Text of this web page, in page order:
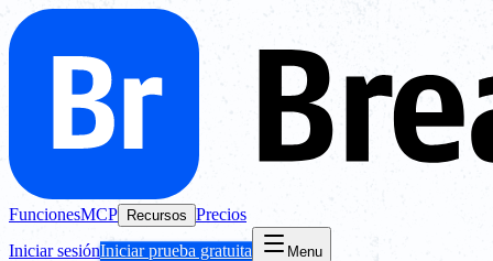
FuncionesMCP Recursos Precios
Iniciar sesiónIniciar prueba gratuita Menu